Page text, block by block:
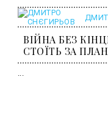
ВІЙНА БЕЗ
СТОЇТЬ ЗА
...